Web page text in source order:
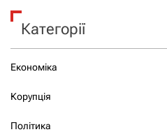
Категорії
Економіка
Корупція
Політика